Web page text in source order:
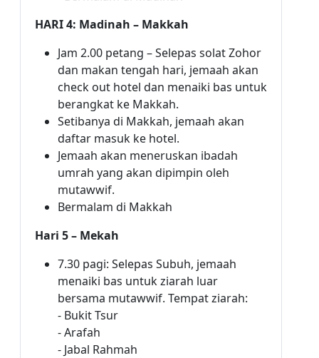
HARI 4: Madinah – Makkah
Jam 2.00 petang – Selepas solat Zohor
dan makan tengah hari, jemaah akan
check out hotel dan menaiki bas untuk
berangkat ke Makkah.
Setibanya di Makkah, jemaah akan
daftar masuk ke hotel.
Jemaah akan meneruskan ibadah
umrah yang akan dipimpin oleh
mutawwif.
Bermalam di Makkah
Hari 5 – Mekah
7.30 pagi: Selepas Subuh, jemaah
menaiki bas untuk ziarah luar
bersama mutawwif. Tempat ziarah:
- Bukit Tsur
- Arafah
- Jabal Rahmah